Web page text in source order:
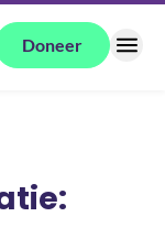
Doneer
en de